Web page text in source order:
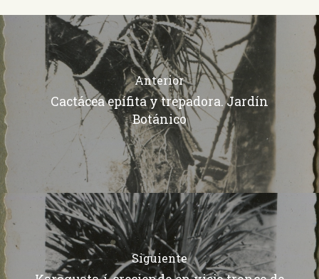
Anterior
Cactácea epífita y trepadora. Jardín
Botánico
Siguiente